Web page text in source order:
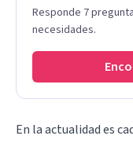
Responde 7
necesidades.
En la actualidad es